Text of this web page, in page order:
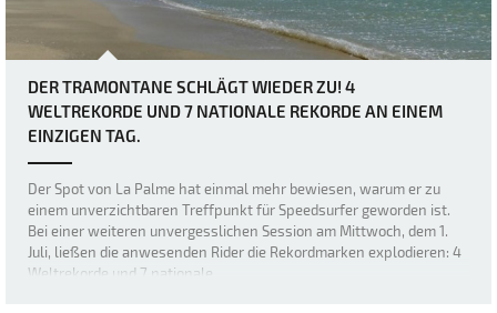
DER TRAMONTANE SCHLÄGT WIEDER ZU! 4
WELTREKORDE UND 7 NATIONALE REKORDE AN EINEM
EINZIGEN TAG.
Der Spot von La Palme hat einmal mehr bewiesen, warum er zu
einem unverzichtbaren Treffpunkt für Speedsurfer geworden ist.
Bei einer weiteren unvergesslichen Session am Mittwoch, dem 1.
Juli, ließen die anwesenden Rider die Rekordmarken explodieren: 4
Weltrekorde und 7 nationale…